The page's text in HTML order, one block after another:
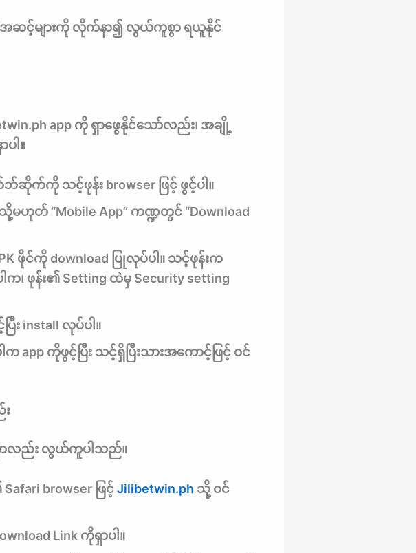
ါအဆင့်များကို လိုက်နာ၍ လွယ်ကူစွာ ရယူနိုင်
app ကို ရှာဖွေနိုင်သော်လည်း၊ အချို့
ါ။
ဆိုက်ကို သင့်ဖုန်း browser ဖြင့် ဖွင့်ပါ။
ဟုတ် “Mobile App” ကဏ္ဍတွင် “Download
ဖိုင်ကို download ပြုလုပ်ပါ။ သင့်ဖုန်းက
က၊ ဖုန်း၏ Setting ထဲမှ Security setting
ြီး install လုပ်ပါ။
က app ကိုဖွင့်ပြီး သင့်ရှိပြီးသားအကောင့်ဖြင့် ဝင်
မှာလည်း လွယ်ကူပါသည်။
browser ဖြင့်Jilibetwin.ph သို့ ဝင်
Link ကိုရှာပါ။